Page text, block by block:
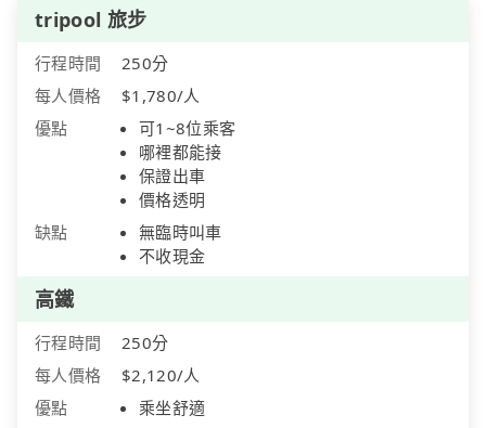
tripool 旅步
行程時間
250分
每人價格
$1,780/人
優點
可1~8位乘客
哪裡都能接
保證出車
價格透明
缺點
無臨時叫車
不收現金
高鐵
行程時間
250分
每人價格
$2,120/人
優點
乘坐舒適